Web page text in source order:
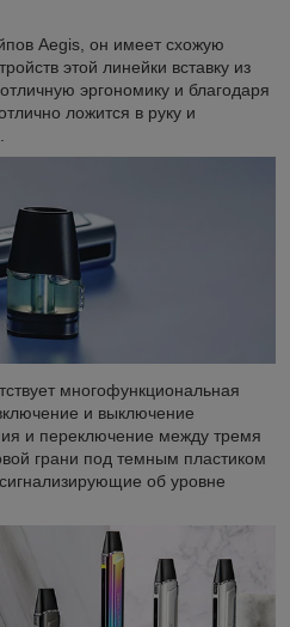
Aegis, он имеет схожую
этой линейки вставку из
эргономику и благодаря
ложится в руку и
многофункциональная
и выключение
и переключение между тремя
грани под темным пластиком
об уровне